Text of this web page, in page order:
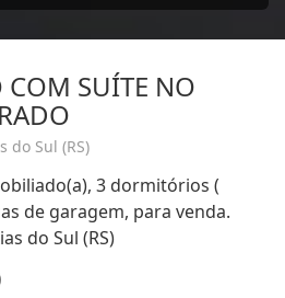
COM SUÍTE NO
do Sul (RS)
3 dormitórios (
de garagem, para venda.
do Sul (RS)